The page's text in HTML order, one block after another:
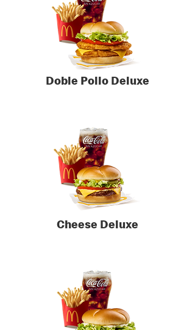
Doble Pollo Deluxe
Cheese Deluxe